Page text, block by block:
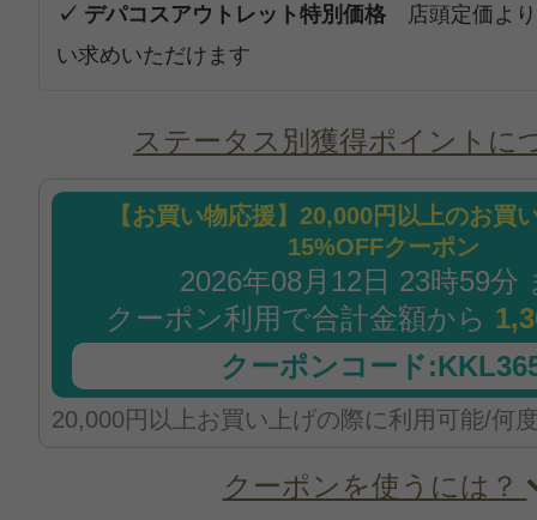
✓ デパコスアウトレット特別価格 店頭定価よ
い求めいただけます
ステータス別獲得ポイントに
【お買い物応援】20,000円以上のお買
15%OFFクーポン
2026年08月12日 23時59分
クーポン利用で合計金額から
クーポンコード
20,000円以上お買い上げの際に利用可能/何
クーポンを使うには？